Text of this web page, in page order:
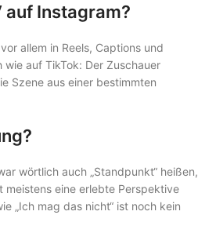
auf Instagram?
allem in Reels, Captions und
wie auf TikTok: Der Zuschauer
Szene aus einer bestimmten
wörtlich auch „Standpunkt“ heißen,
meistens eine erlebte Perspektive
„Ich mag das nicht“ ist noch kein